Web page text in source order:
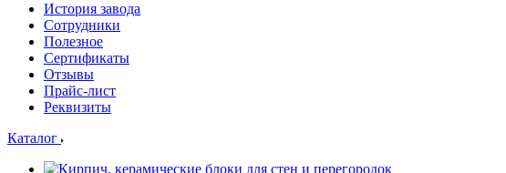
История завода
Сотрудники
Полезное
Сертификаты
Отзывы
Прайс-лист
Реквизиты
Каталог